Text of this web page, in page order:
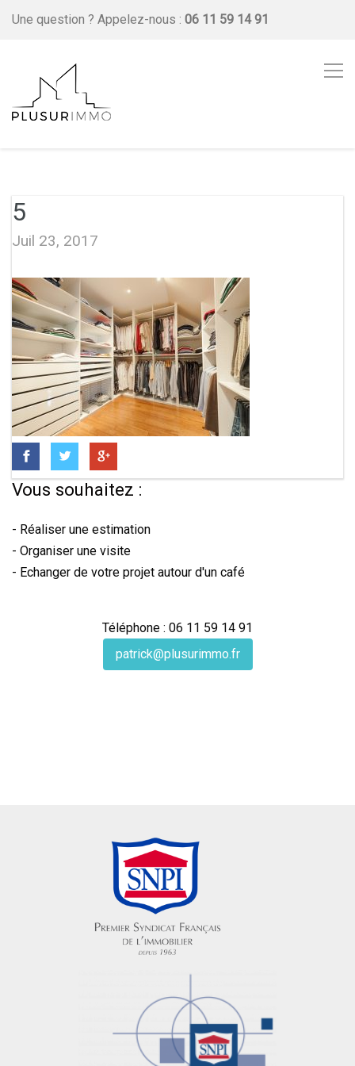
Une question ? Appelez-nous : 06 11 59 14 91
5
Juil 23, 2017
Vous souhaitez :
- Réaliser une estimation
- Organiser une visite
- Echanger de votre projet autour d'un café
Téléphone : 06 11 59 14 91
patrick@plusurimmo.fr